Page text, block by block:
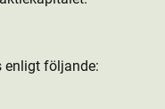
enligt följande: